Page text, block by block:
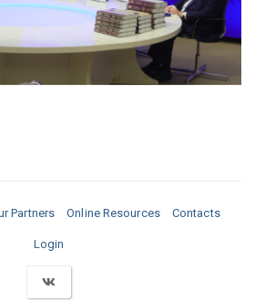
Partners Online Resources Contacts
Login